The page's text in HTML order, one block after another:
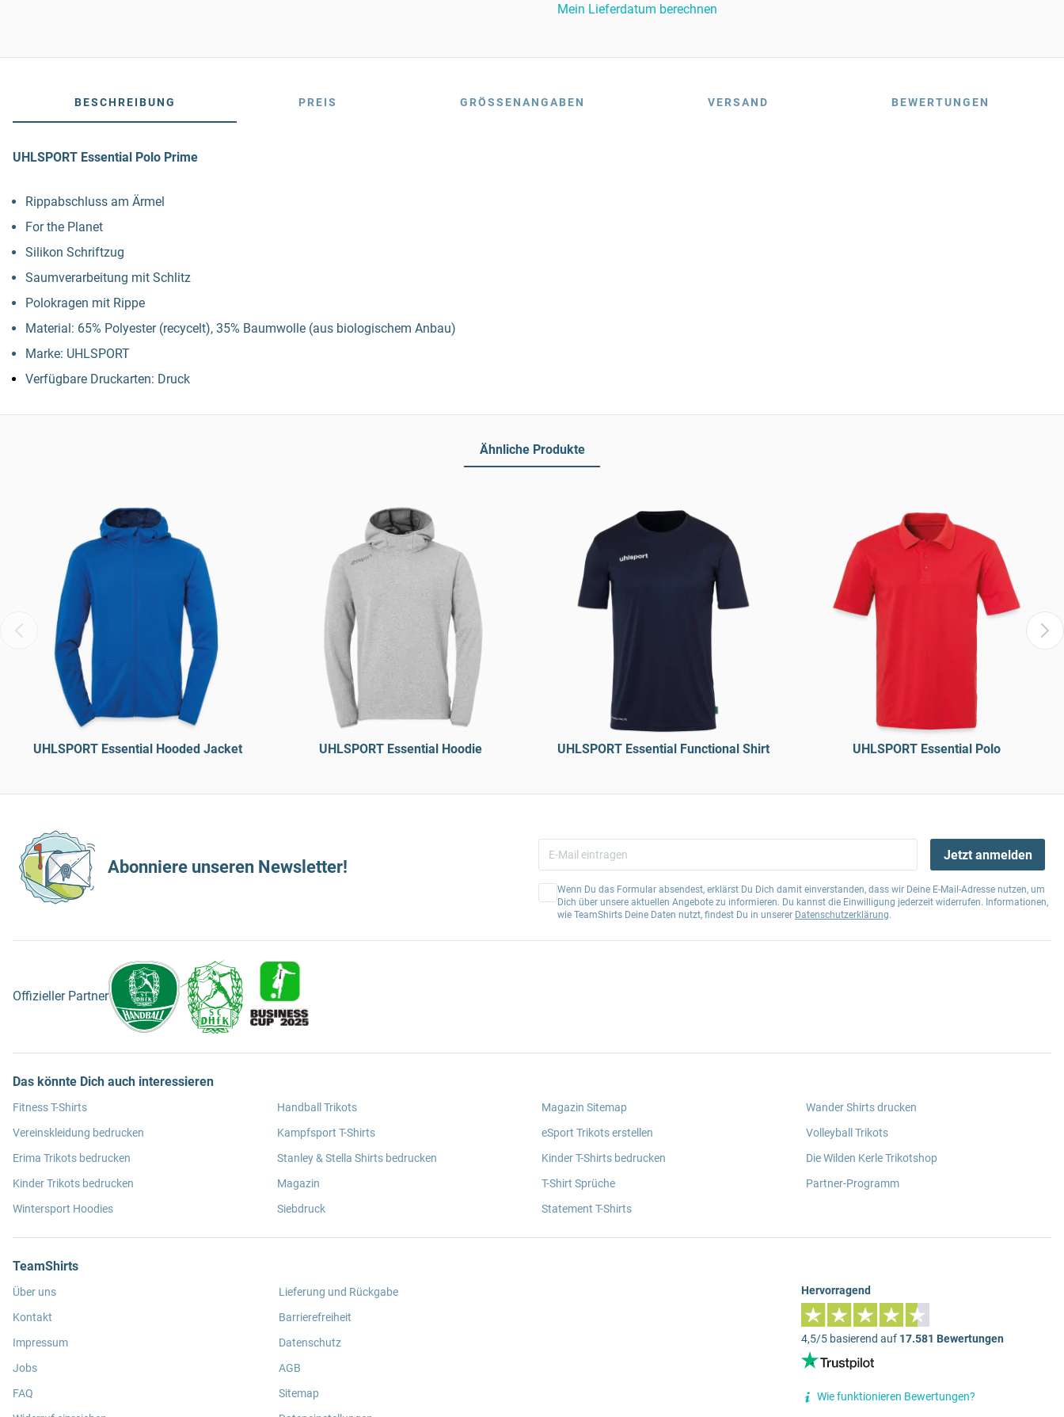
Mein Lieferdatum berechnen
BESCHREIBUNG PREIS GRÖSSENANGABEN VERSAND BEWERTUNGEN
UHLSPORT Essential Polo Prime
Rippabschluss am Ärmel
For the Planet
Silikon Schriftzug
Saumverarbeitung mit Schlitz
Polokragen mit Rippe
Material: 65% Polyester (recycelt), 35% Baumwolle (aus biologischem Anbau)
Marke: UHLSPORT
Verfügbare Druckarten: Druck
Ähnliche Produkte
UHLSPORT Essential Hooded Jacket UHLSPORT Essential Hoodie UHLSPORT Essential Functional Shirt UHLSPORT Essential Polo
Abonniere unseren Newsletter!
Jetzt anmelden
Wenn Du das Formular absendest, erklärst Du Dich damit einverstanden, dass wir Deine E-Mail-Adresse nutzen, um
Dich über unsere aktuellen Angebote zu informieren. Du kannst die Einwilligung jederzeit widerrufen. Informationen,
wie TeamShirts Deine Daten nutzt, findest Du in unserer Datenschutzerklärung.
Offizieller Partner
Das könnte Dich auch interessieren
Fitness T-Shirts
Vereinskleidung bedrucken
Erima Trikots bedrucken
Kinder Trikots bedrucken
Wintersport Hoodies
Handball Trikots
Kampfsport T-Shirts
Stanley & Stella Shirts bedrucken
Magazin
Siebdruck
Magazin Sitemap
eSport Trikots erstellen
Kinder T-Shirts bedrucken
T-Shirt Sprüche
Statement T-Shirts
Wander Shirts drucken
Volleyball Trikots
Die Wilden Kerle Trikotshop
Partner-Programm
TeamShirts
Über uns
Kontakt
Impressum
Jobs
FAQ
Lieferung und Rückgabe
Barrierefreiheit
Datenschutz
AGB
Sitemap
Hervorragend
4,5/5 basierend auf 17.581 Bewertungen
Wie funktionieren Bewertungen?